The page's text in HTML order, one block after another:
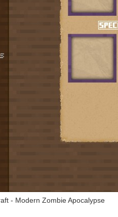
- Modern Zombie Apocalypse